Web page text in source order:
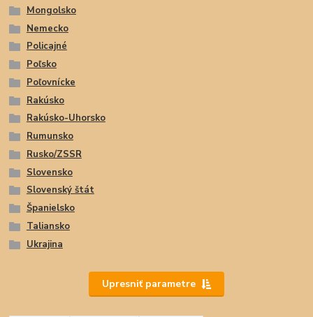
Mongolsko
Nemecko
Policajné
Poľsko
Poľovnícke
Rakúsko
Rakúsko-Uhorsko
Rumunsko
Rusko/ZSSR
Slovensko
Slovenský štát
Španielsko
Taliansko
Ukrajina
Upresniť parametre